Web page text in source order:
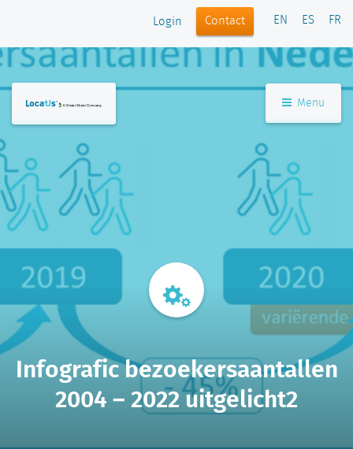
Login Contact EN ES FR
Menu
Infografic bezoekersaantallen
2004 – 2022 uitgelicht2